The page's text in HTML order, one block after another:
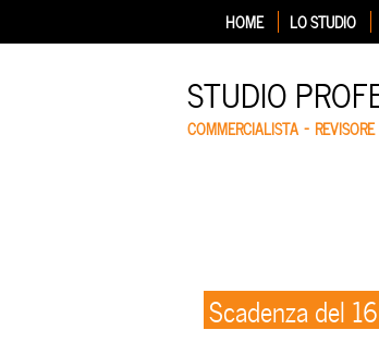
HOME LO STUDIO
STUDIO
COMMERCIALISTA –
Scadenza del